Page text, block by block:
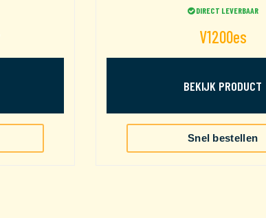
DIRECT LEVERBAAR
V1200es
BEKIJK PRODUCT